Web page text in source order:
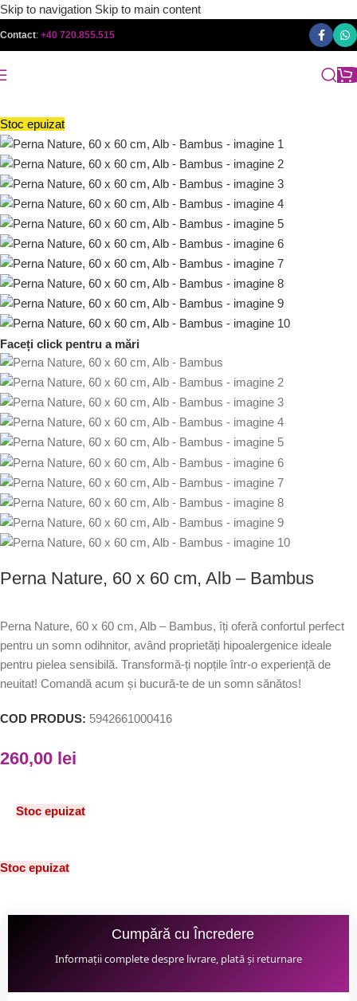
Skip to navigation Skip to main content
Contact: +40 720.855.515
Stoc epuizat
Faceți click pentru a mări
Perna Nature, 60 x 60 cm, Alb – Bambus
Perna Nature, 60 x 60 cm, Alb – Bambus, îți oferă confortul perfect
pentru un somn odihnitor, având proprietăți hipoalergenice ideale
pentru pielea sensibilă. Transformă-ți nopțile într-o experiență de
neuitat! Comandă acum și bucură-te de un somn sănătos!
COD PRODUS: 5942661000416
260,00 lei
Stoc epuizat
Stoc epuizat
Cumpără cu Încredere
Informații complete despre livrare, plată și returnare